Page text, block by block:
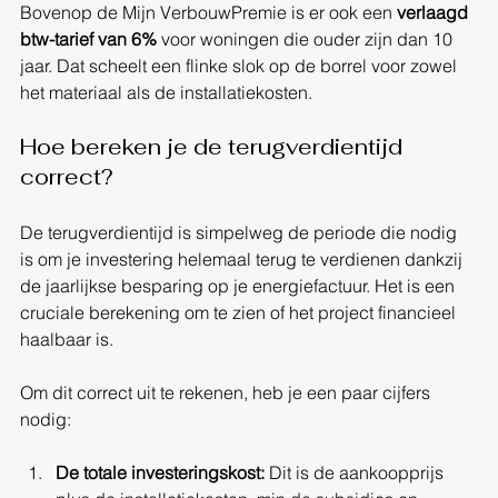
Bovenop de Mijn VerbouwPremie is er ook een verlaagd
btw-tarief van 6% voor woningen die ouder zijn dan 10
jaar. Dat scheelt een flinke slok op de borrel voor zowel
het materiaal als de installatiekosten.
Hoe bereken je de terugverdientijd
correct?
De terugverdientijd is simpelweg de periode die nodig
is om je investering helemaal terug te verdienen dankzij
de jaarlijkse besparing op je energiefactuur. Het is een
cruciale berekening om te zien of het project financieel
haalbaar is.
Om dit correct uit te rekenen, heb je een paar cijfers
nodig:
De totale investeringskost: Dit is de aankoopprijs